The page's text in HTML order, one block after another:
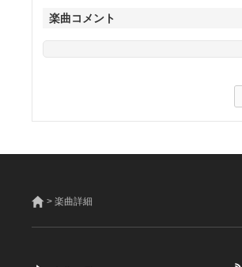
楽曲コメント
> 楽曲詳細